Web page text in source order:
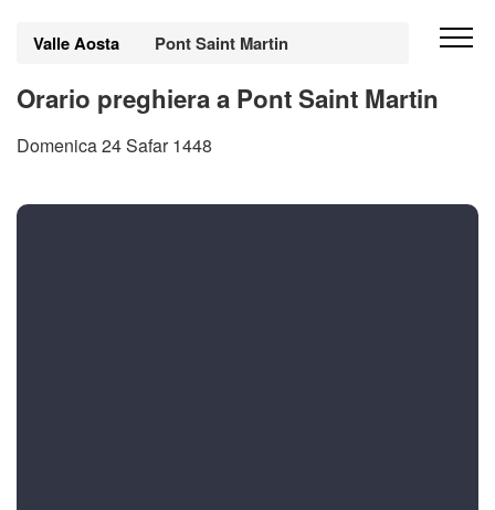
Valle Aosta Pont Saint Martin
Orario preghiera a Pont Saint Martin
Domenica 24 Safar 1448